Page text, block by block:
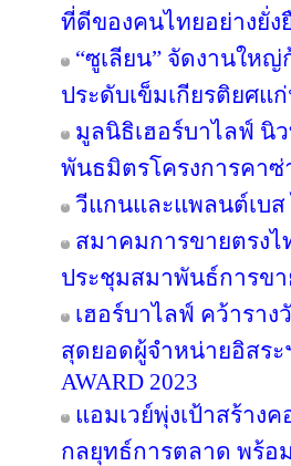
ที่ดีของคนไทยอย่างยั่ง
“ซูเลียน” จัดงานให
ประดับเข็มเกียรติยศแ
มูลนิธิเฮอร์บาไลฟ์ นิ
พันธมิตรโครงการคาซ่
วีแกนและแพลนต์เบส
สมาคมการขายตรง
ประชุมสมาพันธ์การขา
เฮอร์บาไลฟ์ คว้ารา
สุดยอดผู้จำหน่ายอิสระ
AWARD 2023
แอมเวย์พุ่งเป้าสร้าง
กลยุทธ์การตลาด พร้อ